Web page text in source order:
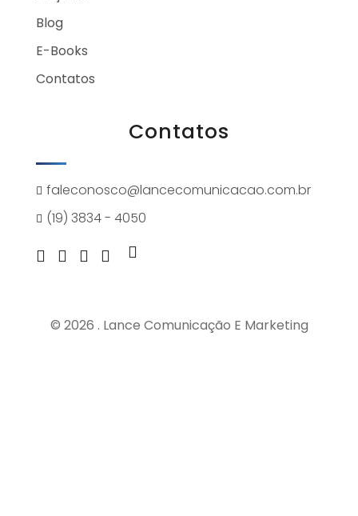
Blog
E-Books
Contatos
Contatos
faleconosco@lancecomunicacao.com.br
(19) 3834 - 4050
© 2026 . Lance Comunicação E Marketing